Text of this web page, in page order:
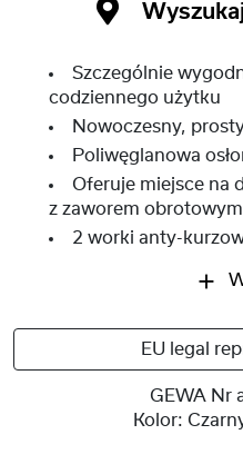
Szczególnie
codziennego użytku
Nowoczesny,
Poliwęglanowa
Oferuje miejsce na
z zaworem
2 worki anty-
EU legal
GEWA Nr
Kolor: